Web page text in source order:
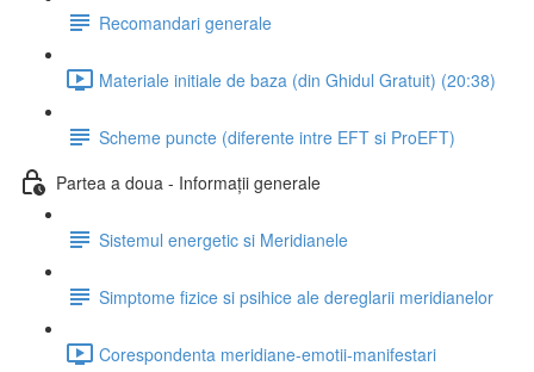
Recomandari generale
Materiale initiale de baza (din Ghidul Gratuit) (20:38)
Scheme puncte (diferente intre EFT si ProEFT)
Partea a doua - Informații generale
Sistemul energetic si Meridianele
Simptome fizice si psihice ale dereglarii meridianelor
Corespondenta meridiane-emotii-manifestari